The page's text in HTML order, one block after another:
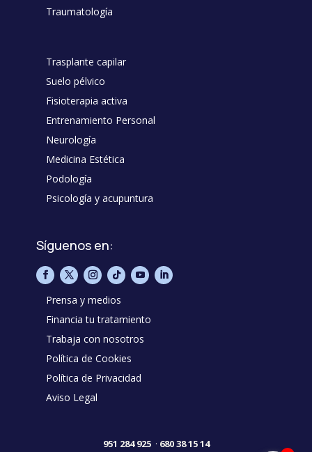
951 284 925 · 680 38 15 14
Traumatología
Trasplante capilar
Suelo pélvico
Fisioterapia activa
Entrenamiento Personal
Neurología
Medicina Estética
Podología
Psicología y acupuntura
Síguenos en:
Prensa y medios
Financia tu tratamiento
Trabaja con nosotros
Política de Cookies
Política de Privacidad
Aviso Legal